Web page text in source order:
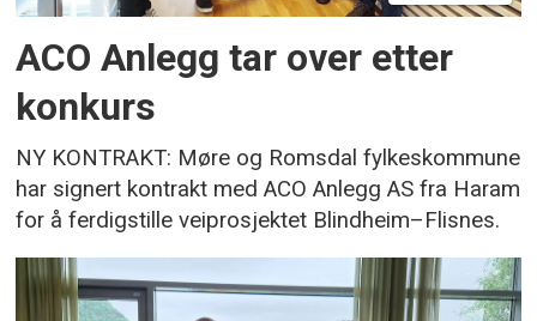
ACO Anlegg tar over etter
konkurs
NY KONTRAKT: Møre og Romsdal fylkeskommune
har signert kontrakt med ACO Anlegg AS fra Haram
for å ferdigstille veiprosjektet Blindheim–Flisnes.